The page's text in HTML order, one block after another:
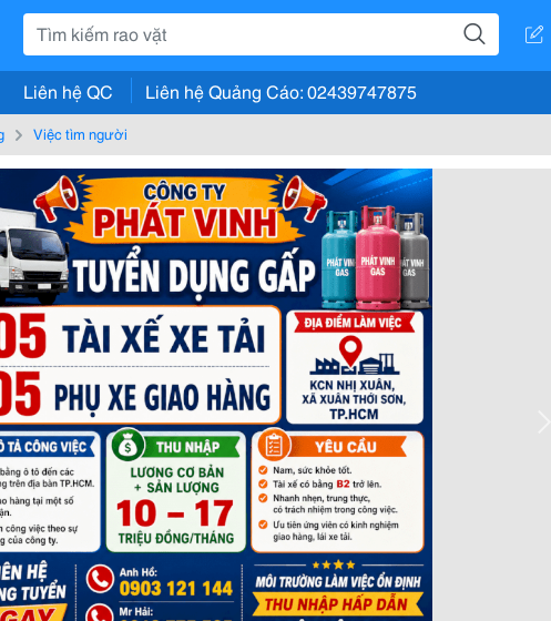
Liên hệ QC Liên hệ Quảng Cáo: 02439747875
Việc tìm người